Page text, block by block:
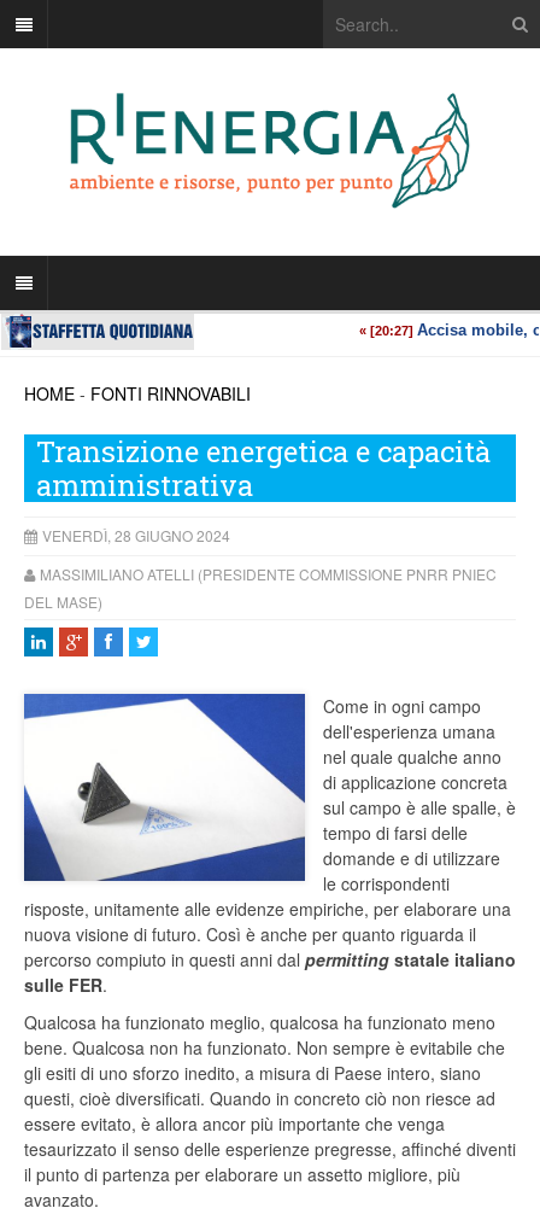
HOME - FONTI RINNOVABILI
Transizione energetica e capacità
amministrativa
VENERDÌ, 28 GIUGNO 2024
MASSIMILIANO ATELLI (PRESIDENTE COMMISSIONE PNRR PNIEC
DEL MASE)
Come in ogni campo
dell'esperienza umana
nel quale qualche anno
di applicazione concreta
sul campo è alle spalle, è
tempo di farsi delle
domande e di utilizzare
le corrispondenti
risposte, unitamente alle evidenze empiriche, per elaborare una
nuova visione di futuro. Così è anche per quanto riguarda il
percorso compiuto in questi anni dal permitting statale italiano
sulle FER.
Qualcosa ha funzionato meglio, qualcosa ha funzionato meno
bene. Qualcosa non ha funzionato. Non sempre è evitabile che
gli esiti di uno sforzo inedito, a misura di Paese intero, siano
questi, cioè diversificati. Quando in concreto ciò non riesce ad
essere evitato, è allora ancor più importante che venga
tesaurizzato il senso delle esperienze pregresse, affinché diventi
il punto di partenza per elaborare un assetto migliore, più
avanzato.